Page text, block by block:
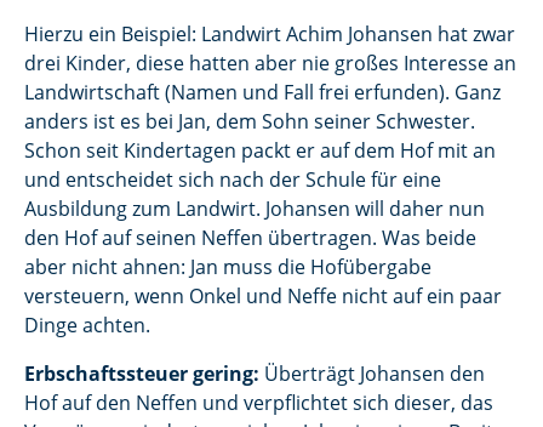
Hierzu ein Beispiel: Landwirt Achim Johansen hat zwar
drei Kinder, diese hatten aber nie großes Interesse an
Landwirtschaft (Namen und Fall frei erfunden). Ganz
anders ist es bei Jan, dem Sohn seiner Schwester.
Schon seit Kindertagen packt er auf dem Hof mit an
und entscheidet sich nach der Schule für eine
Ausbildung zum Landwirt. Johansen will daher nun
den Hof auf seinen Neffen übertragen. Was beide
aber nicht ahnen: Jan muss die Hofübergabe
versteuern, wenn Onkel und Neffe nicht auf ein paar
Dinge achten.
Erbschaftssteuer gering: Überträgt Johansen den
Hof auf den Neffen und verpflichtet sich dieser, das